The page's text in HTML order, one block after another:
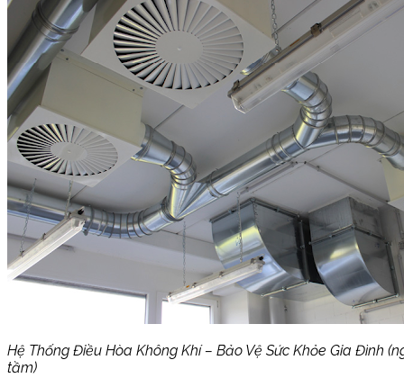
Hệ Thống Điều Hòa Không Khí – Bảo Vệ Sức Khỏe Gia Đình
tầm)